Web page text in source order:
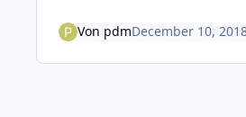
Von pdmDecember 10,